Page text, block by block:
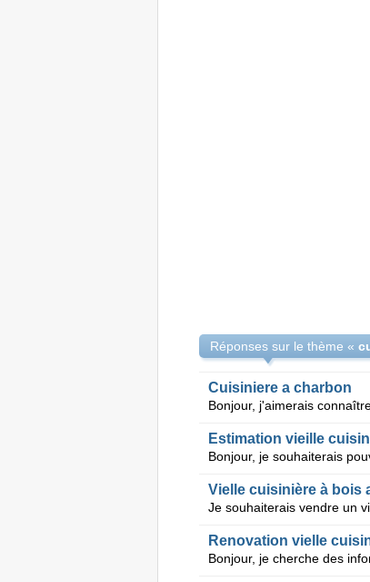
Réponses sur le thème «
Cuisiniere a charbon
Estimation vieille
Vielle cuisinière à bois
Renovation vielle